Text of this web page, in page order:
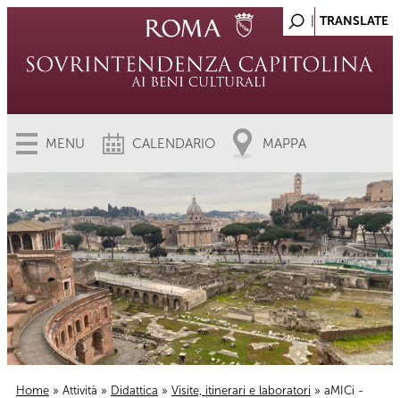
MENU CALENDARIO MAPPA
Home » Attività » Didattica » Visite, itinerari e laboratori » aMICi -